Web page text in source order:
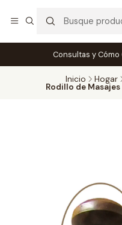
Consultas y
Inicio Hogar
Rodillo de